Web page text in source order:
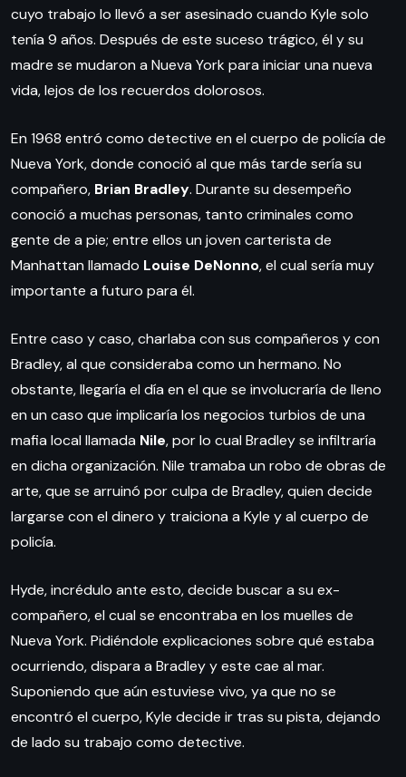
cuyo trabajo lo llevó a ser asesinado cuando Kyle solo
tenía 9 años. Después de este suceso trágico, él y su
madre se mudaron a Nueva York para iniciar una nueva
vida, lejos de los recuerdos dolorosos.
En 1968 entró como detective en el cuerpo de policía de
Nueva York, donde conoció al que más tarde sería su
compañero, Brian Bradley. Durante su desempeño
conoció a muchas personas, tanto criminales como
gente de a pie; entre ellos un joven carterista de
Manhattan llamado Louise DeNonno, el cual sería muy
importante a futuro para él.
Entre caso y caso, charlaba con sus compañeros y con
Bradley, al que consideraba como un hermano. No
obstante, llegaría el día en el que se involucraría de lleno
en un caso que implicaría los negocios turbios de una
mafia local llamada Nile, por lo cual Bradley se infiltraría
en dicha organización. Nile tramaba un robo de obras de
arte, que se arruinó por culpa de Bradley, quien decide
largarse con el dinero y traiciona a Kyle y al cuerpo de
policía.
Hyde, incrédulo ante esto, decide buscar a su ex-
compañero, el cual se encontraba en los muelles de
Nueva York. Pidiéndole explicaciones sobre qué estaba
ocurriendo, dispara a Bradley y este cae al mar.
Suponiendo que aún estuviese vivo, ya que no se
encontró el cuerpo, Kyle decide ir tras su pista, dejando
de lado su trabajo como detective.